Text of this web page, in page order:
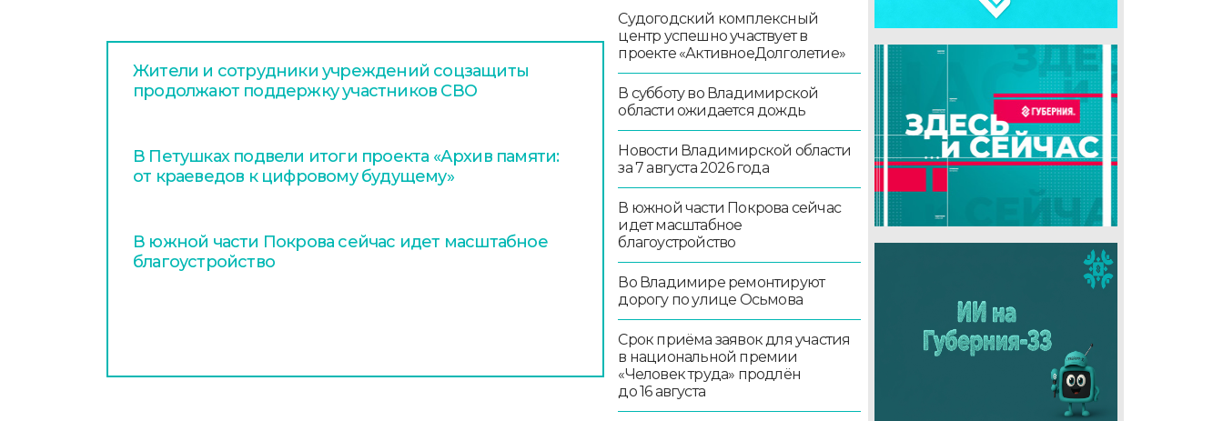
Жители и сотрудники учреждений соцзащиты
продолжают поддержку участников СВО
В Петушках подвели итоги проекта «Архив памяти:
от краеведов к цифровому будущему»
В южной части Покрова сейчас идет масштабное
благоустройство
Судогодский комплексный
центр успешно участвует в
проекте «АктивноеДолголетие»
В субботу во Владимирской
области ожидается дождь
Новости Владимирской области
за 7 августа 2026 года
В южной части Покрова сейчас
идет масштабное
благоустройство
Во Владимире ремонтируют
дорогу по улице Осьмова
Срок приёма заявок для участия
в национальной премии
«Человек труда» продлён
до 16 августа